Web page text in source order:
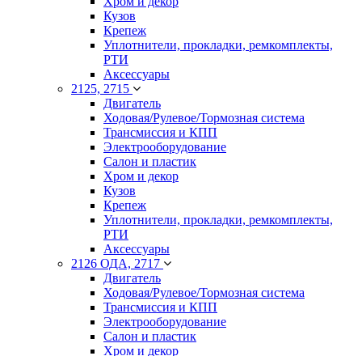
Кузов
Крепеж
Уплотнители, прокладки, ремкомплекты,
РТИ
Аксессуары
2125, 2715
Двигатель
Ходовая/Рулевое/Тормозная система
Трансмиссия и КПП
Электрооборудование
Салон и пластик
Хром и декор
Кузов
Крепеж
Уплотнители, прокладки, ремкомплекты,
РТИ
Аксессуары
2126 ОДА, 2717
Двигатель
Ходовая/Рулевое/Тормозная система
Трансмиссия и КПП
Электрооборудование
Салон и пластик
Хром и декор